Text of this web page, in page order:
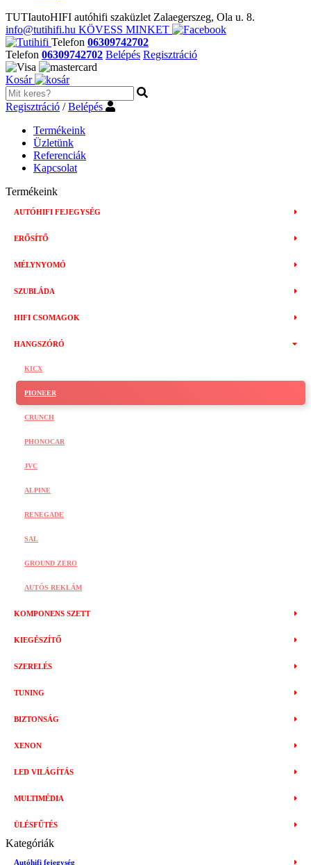
TUTIautoHIFI autóhifi szaküzlet Zalaegerszeg, Ola u. 8.
info@tutihifi.hu KÖVESS MINKET
Telefon 06309742702
Telefon 06309742702 Belépés Regisztráció
Kosár
Regisztráció /Belépés
Termékeink
Üzletünk
Referenciák
Kapcsolat
Termékeink
AUTÓHIFI FEJEGYSÉG
ERŐSÍTŐ
MÉLYNYOMÓ
SZUBLÁDA
HIFI CSOMAGOK
HANGSZÓRÓ
KICX
PIONEER
CRUNCH
PHONOCAR
JVC
ALPINE
RENEGADE
SAL
GROUND ZERO
AUTÓS REKLÁM
KOMPONENS SZETT
KIEGÉSZÍTŐ
SZERELÉS
TUNING
BIZTONSÁG
XENON
LED VILÁGÍTÁS
MULTIMÉDIA
ÜLÉSFŰTÉS
Kategóriák
Autóhifi fejegység